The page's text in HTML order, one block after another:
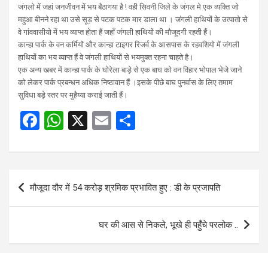
जंगलो में जहां जनजीवन में भय बैठागया है ! वही सिवनी जिले के जंगल मे एक व्यक्ति जो
महुआ बीनने रहा था उसे सूड़ से पटक पटक मार डाला था । जंगली हाथियों के उत्पातो से
वे गांववासीयो में भय व्याप्त होता हैं जहाँ जंगली हाथियों की मौजूदगी रहती हैं।
कान्हा पार्क के वन कर्मियों और कान्हा टाइगर रिजर्व के आसपास के रहवशियो में जंगली
हाथियों का भय व्याप्त हैं वे जंगली हाथियों से भयमुक्त रहना चाहते है।
एक अन्य खबर में कान्हा पार्क के घोरेला बाड़े से एक बाघ को वन विहार भोपाल भेजे जाने
को लेकर पार्क प्रबन्धन अधिक निष्ठावान हैं ।इसके पीछे बाघ पुनर्वास के लिए तमाम
सुविधा बड़े स्तर पर मुहैय्या कराई जाती हैं।
F
ce
o
W
at
s
A
X
E
ail ar
Post
navigation
मौजूदा दौर में 54 करोड़ श्रमिक प्रभावित हुए : डी के प्रजापति
घर की आस से निकले, भूखे ही पहुँचे परलोक ..